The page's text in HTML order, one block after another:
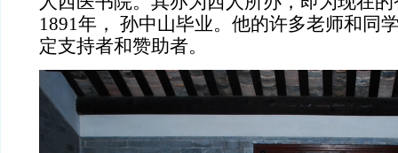
1891年， 孙中山毕业。他的许多老师和同
定支持者和赞助者。